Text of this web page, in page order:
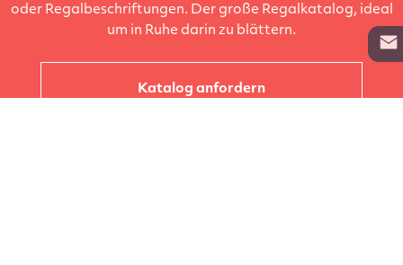
oder Regalbeschriftungen. Der große Regalkatalog, ideal
um in Ruhe darin zu blättern.
Katalog anfordern